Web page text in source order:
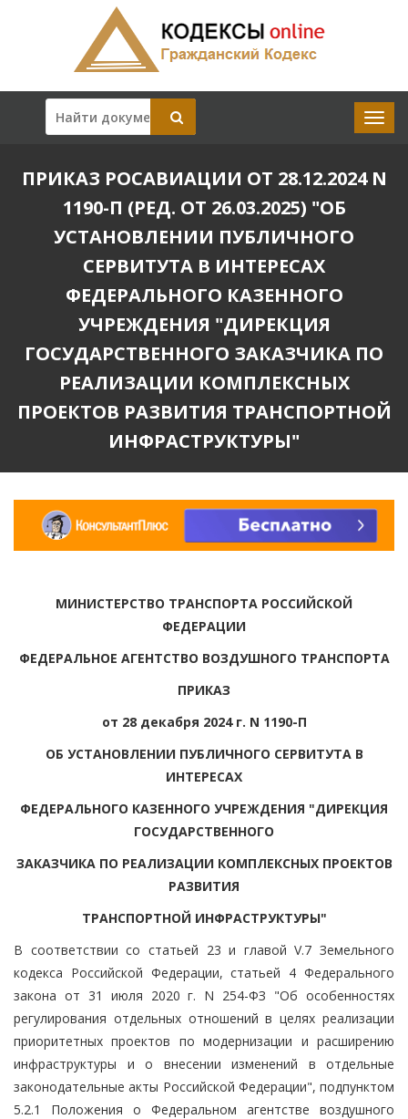
ПРИКАЗ РОСАВИАЦИИ ОТ 28.12.2024 N
1190-П (РЕД. ОТ 26.03.2025) "ОБ
УСТАНОВЛЕНИИ ПУБЛИЧНОГО
СЕРВИТУТА В ИНТЕРЕСАХ
ФЕДЕРАЛЬНОГО КАЗЕННОГО
УЧРЕЖДЕНИЯ "ДИРЕКЦИЯ
ГОСУДАРСТВЕННОГО ЗАКАЗЧИКА ПО
РЕАЛИЗАЦИИ КОМПЛЕКСНЫХ
ПРОЕКТОВ РАЗВИТИЯ ТРАНСПОРТНОЙ
ИНФРАСТРУКТУРЫ"
МИНИСТЕРСТВО ТРАНСПОРТА РОССИЙСКОЙ
ФЕДЕРАЦИИ
ФЕДЕРАЛЬНОЕ АГЕНТСТВО ВОЗДУШНОГО ТРАНСПОРТА
ПРИКАЗ
от 28 декабря 2024 г. N 1190-П
ОБ УСТАНОВЛЕНИИ ПУБЛИЧНОГО СЕРВИТУТА В
ИНТЕРЕСАХ
ФЕДЕРАЛЬНОГО КАЗЕННОГО УЧРЕЖДЕНИЯ "ДИРЕКЦИЯ
ГОСУДАРСТВЕННОГО
ЗАКАЗЧИКА ПО РЕАЛИЗАЦИИ КОМПЛЕКСНЫХ ПРОЕКТОВ
РАЗВИТИЯ
ТРАНСПОРТНОЙ ИНФРАСТРУКТУРЫ"
В соответствии со статьей 23 и главой V.7 Земельного
кодекса Российской Федерации, статьей 4 Федерального
закона от 31 июля 2020 г. N 254-ФЗ "Об особенностях
регулирования отдельных отношений в целях реализации
приоритетных проектов по модернизации и расширению
инфраструктуры и о внесении изменений в отдельные
законодательные акты Российской Федерации", подпунктом
5.2.1 Положения о Федеральном агентстве воздушного